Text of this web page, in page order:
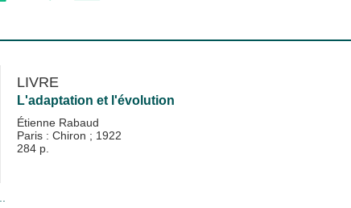
LIVRE
L'adaptation et l'évolution
Étienne Rabaud
Paris : Chiron ; 1922
284 p.